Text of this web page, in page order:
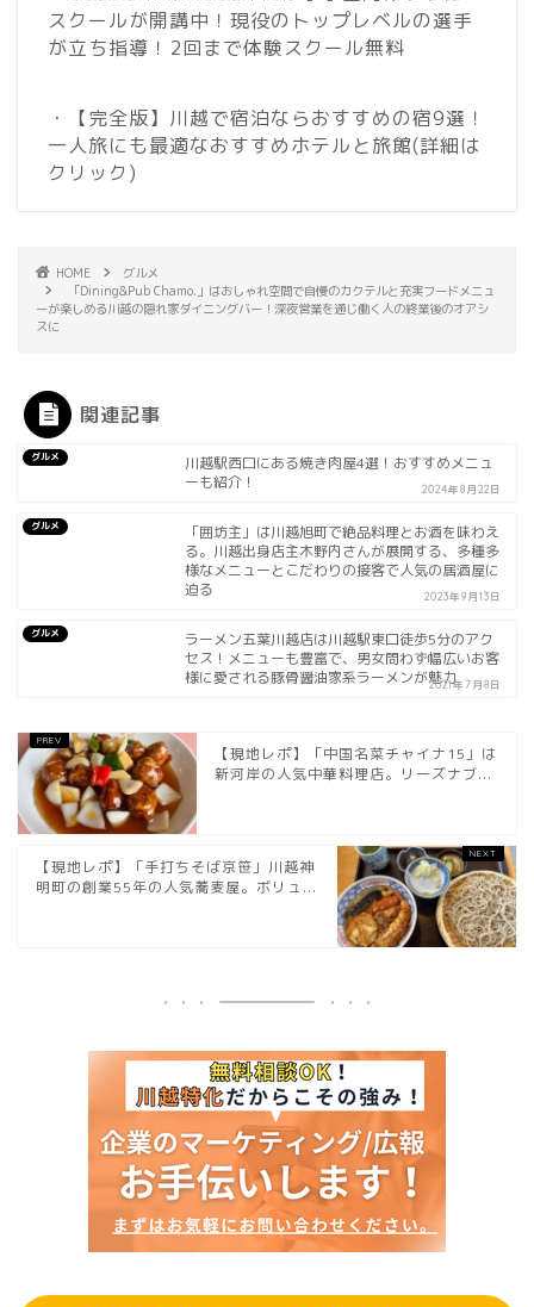
スクールが開講中！現役のトップレベルの選手
が立ち指導！2回まで体験スクール無料
・【完全版】川越で宿泊ならおすすめの宿9選！
一人旅にも最適なおすすめホテルと旅館(詳細は
クリック)
HOME
グルメ
「Dining&Pub Chamo.」はおしゃれ空間で自慢のカクテルと充実フードメニュ
ーが楽しめる川越の隠れ家ダイニングバー！深夜営業を通じ働く人の終業後のオアシ
スに
関連記事
グルメ
川越駅西口にある焼き肉屋4選！おすすめメニュ
ーも紹介！
2024年8月22日
グルメ
「囲坊主」は川越旭町で絶品料理とお酒を味わえ
る。川越出身店主木野内さんが展開する、多種多
様なメニューとこだわりの接客で人気の居酒屋に
迫る
2023年9月13日
グルメ
ラーメン五葉川越店は川越駅東口徒歩5分のアク
セス！メニューも豊富で、男女問わず幅広いお客
様に愛される豚骨醤油家系ラーメンが魅力2021年7月8日
【現地レポ】「中国名菜チャイナ15」は
新河岸の人気中華料理店。リーズナブ...
【現地レポ】「手打ちそば京笹」川越神
明町の創業55年の人気蕎麦屋。ボリュ...